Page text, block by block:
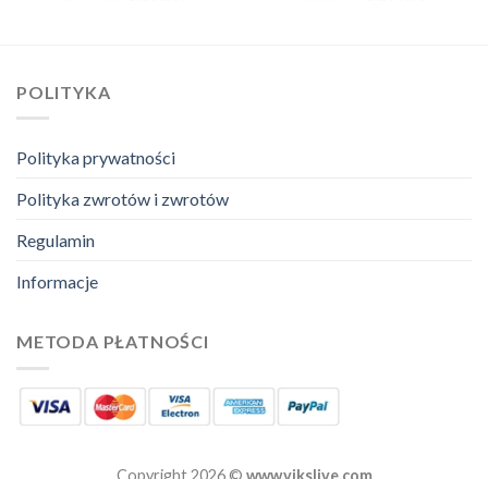
POLITYKA
Polityka prywatności
Polityka zwrotów i zwrotów
Regulamin
Informacje
METODA PŁATNOŚCI
Copyright 2026 © www.vikslive.com